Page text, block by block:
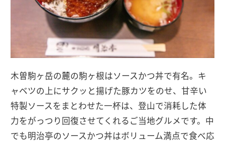
木曽駒ヶ岳の麓の駒ヶ根はソースかつ丼で有名。キ
ャベツの上にサクッと揚げた豚カツをのせ、甘辛い
特製ソースをまとわせた一杯は、登山で消耗した体
力をがっつり回復させてくれるご当地グルメです。中
でも明治亭のソースかつ丼はボリューム満点で食べ応